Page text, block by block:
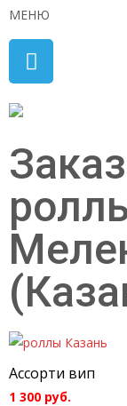
МЕНЮ
Ассорти вип
1 300 руб.